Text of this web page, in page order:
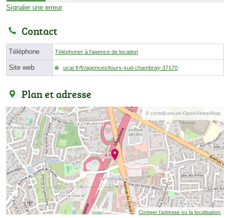
Signaler une erreur
Contact
Téléphone Téléphoner à l'agence de location
Site web ucar.fr/fr/agences/tours-sud-chambray-37170
Plan et adresse
© contributeurs OpenStreetMap
Corriger l’adresse ou la localisation